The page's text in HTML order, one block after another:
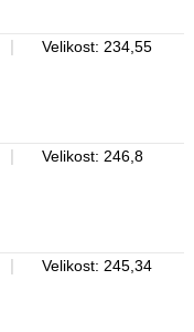
Velikost: 234,55
Velikost: 246,8
Velikost: 245,34